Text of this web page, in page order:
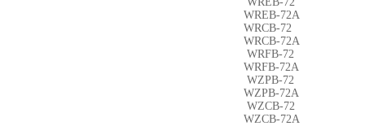
WREB-72A
WRCB-72
WRCB-72A
WRFB-72
WRFB-72A
WZPB-72
WZPB-72A
WZCB-72
WZCB-72A